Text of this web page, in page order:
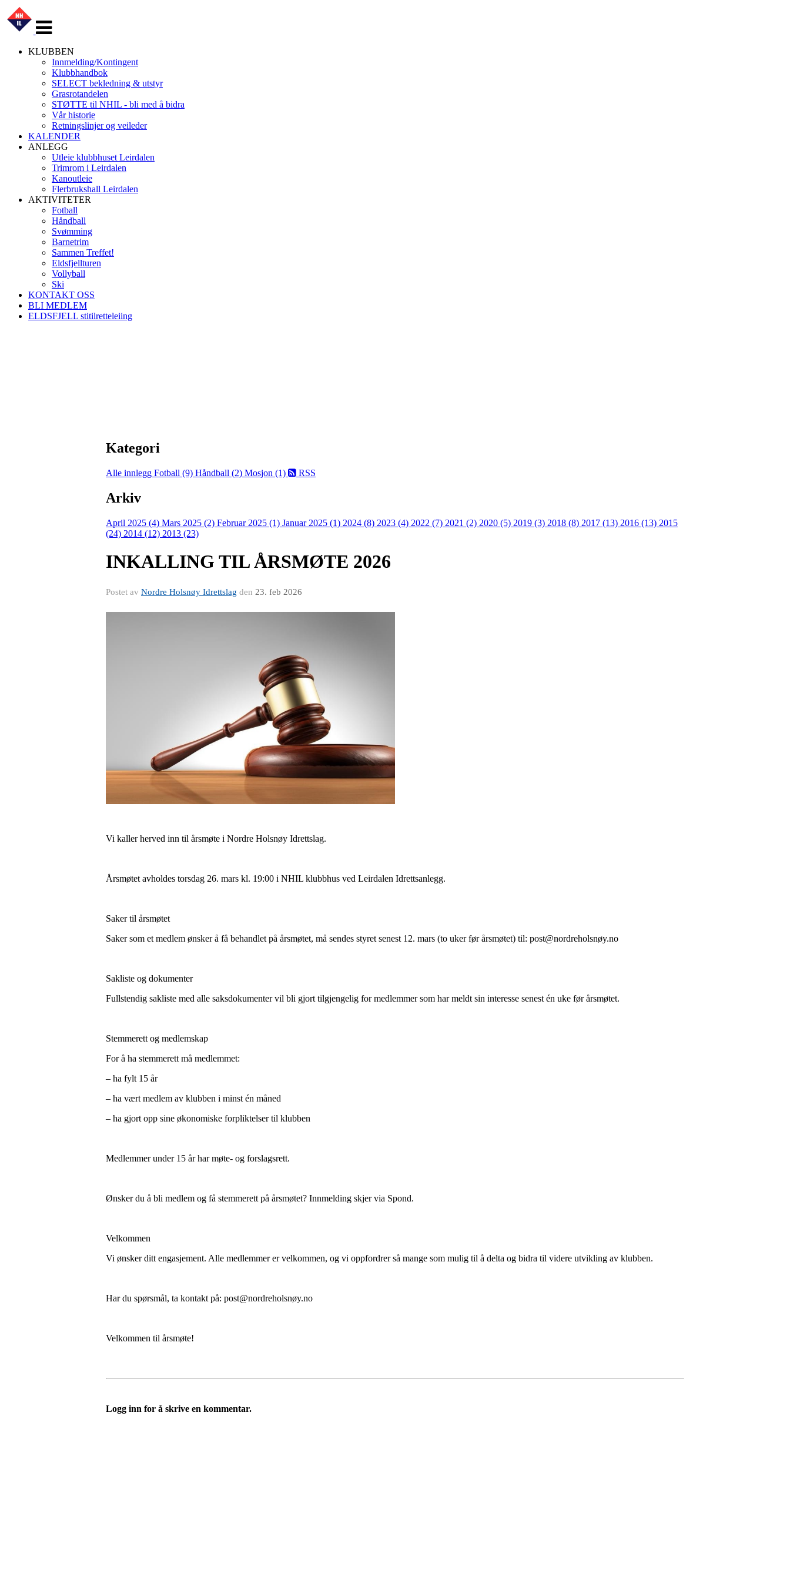
navigasjon
KLUBBEN
Innmelding/Kontingent
Klubbhandbok
SELECT bekledning & utstyr
Grasrotandelen
STØTTE til NHIL - bli med å bidra
Vår historie
Retningslinjer og veileder
KALENDER
ANLEGG
Utleie klubbhuset Leirdalen
Trimrom i Leirdalen
Kanoutleie
Flerbrukshall Leirdalen
AKTIVITETER
Fotball
Håndball
Svømming
Barnetrim
Sammen Treffet!
Eldsfjellturen
Vollyball
Ski
KONTAKT OSS
BLI MEDLEM
ELDSFJELL stitilretteleiing
Kategori
Alle innlegg Fotball (9) Håndball (2) Mosjon (1) RSS
Arkiv
April 2025 (4) Mars 2025 (2) Februar 2025 (1) Januar 2025 (1) 2024 (8) 2023 (4) 2022 (7) 2021 (2) 2020 (5) 2019 (3) 2018 (8) 2017 (13) 2016 (13) 2015
(24) 2014 (12) 2013 (23)
INKALLING TIL ÅRSMØTE 2026
Postet av Nordre Holsnøy Idrettslag den 23. feb 2026
Vi kaller herved inn til årsmøte i Nordre Holsnøy Idrettslag.
Årsmøtet avholdes torsdag 26. mars kl. 19:00 i NHIL klubbhus ved Leirdalen Idrettsanlegg.
Saker til årsmøtet
Saker som et medlem ønsker å få behandlet på årsmøtet, må sendes styret senest 12. mars (to uker før årsmøtet) til: post@nordreholsnøy.no
Sakliste og dokumenter
Fullstendig sakliste med alle saksdokumenter vil bli gjort tilgjengelig for medlemmer som har meldt sin interesse senest én uke før årsmøtet.
Stemmerett og medlemskap
For å ha stemmerett må medlemmet:
– ha fylt 15 år
– ha vært medlem av klubben i minst én måned
– ha gjort opp sine økonomiske forpliktelser til klubben
Medlemmer under 15 år har møte- og forslagsrett.
Ønsker du å bli medlem og få stemmerett på årsmøtet? Innmelding skjer via Spond.
Velkommen
Vi ønsker ditt engasjement. Alle medlemmer er velkommen, og vi oppfordrer så mange som mulig til å delta og bidra til videre utvikling av klubben.
Har du spørsmål, ta kontakt på: post@nordreholsnøy.no
Velkommen til årsmøte!
Logg inn for å skrive en kommentar.